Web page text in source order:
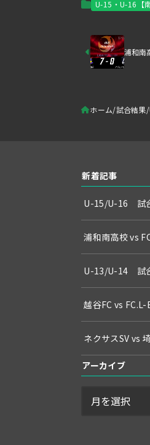
U-15・U-16【南
浦和南
ホーム 試合結果
新着記事
U-15/U-16 試
浦和南高校 vs
U-13/U-14 試
越谷FC vs FC.L-
ネクサスSV vs
アーカイブ